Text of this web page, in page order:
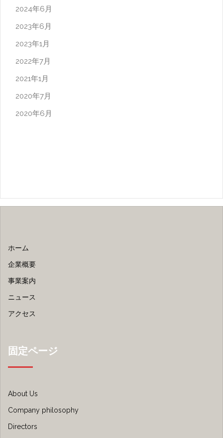
2024年6月
2023年6月
2023年1月
2022年7月
2021年1月
2020年7月
2020年6月
ホーム
企業概要
事業案内
ニュース
アクセス
固定ページ
About Us
Company philosophy
Directors